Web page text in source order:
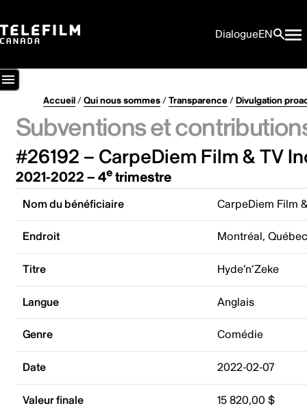
DialogueEN
Accueil/Qui nous sommes/Transparence/Divulgation
Subventions et
#26192 – CarpeDiem Film & TV
2021-2022 – 4etrimestre
Nom du bénéficiaire CarpeDiem Film
Endroit Montréal,
Titre Hyde’n’Zeke
Langue Anglais
Genre Comédie
Date 2022-02-07
Valeur finale 15 820,00 $